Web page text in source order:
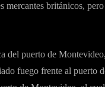
británicos,
del puerto de
fuego frente al puerto